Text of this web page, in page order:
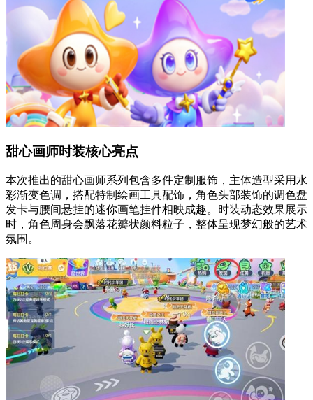
甜心画师时装核心亮点
本次推出的甜心画师系列包含多件定制服饰，主体造型采用水
彩渐变色调，搭配特制绘画工具配饰，角色头部装饰的调色盘
发卡与腰间悬挂的迷你画笔挂件相映成趣。时装动态效果展示
时，角色周身会飘落花瓣状颜料粒子，整体呈现梦幻般的艺术
氛围。